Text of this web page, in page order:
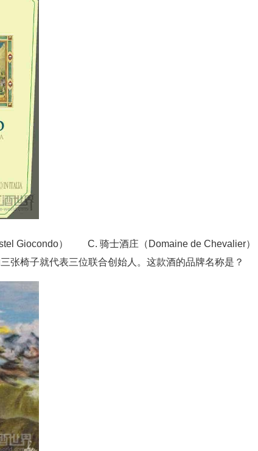
Giocondo） C. 骑士酒庄（Domaine de
张椅子就代表三位联合创始人。这款酒的品牌名称是？